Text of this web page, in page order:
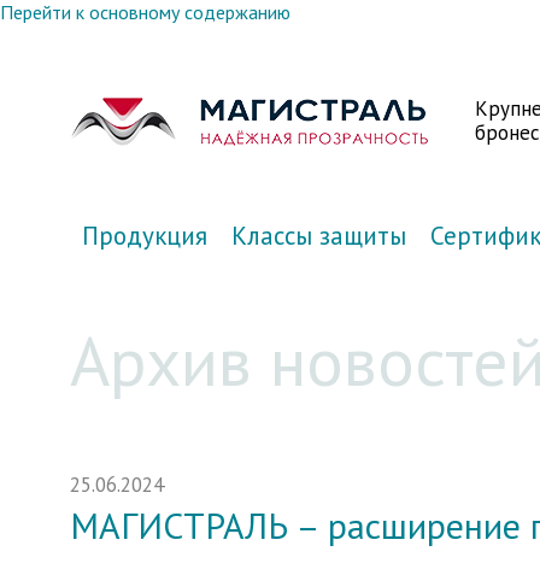
Перейти к основному содержанию
Продукция Классы защиты
Архив
25.06.2024
МАГИСТРАЛЬ – расширение